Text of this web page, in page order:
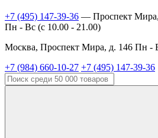
+7 (495) 147-39-36 — Проспект
Пн - Вс (c 10.00 - 21.00)
Москва, Проспект Мира, д. 146 Пн -
+7 (984) 660-10-27 +7 (495) 147-39-36